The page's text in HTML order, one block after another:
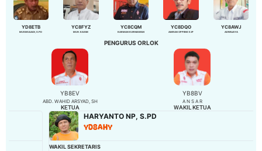
YD8ETB
MUSMULIADI, S.PD
YC8FYZ
MUH. KASIM
YC8CQM
KARMAN KURNIAWAN
YC8DQO
AMRAN OPPENG S.IP
YC8AWJ
ADIWIJAYA
PENGURUS ORLOK
YB8EV
ABD. WAHID ARSYAD, SH
KETUA
YB8BV
A N S A R
WAKIL KETUA
HARYANTO NP, S.PD
YD8AHY
WAKIL SEKRETARIS